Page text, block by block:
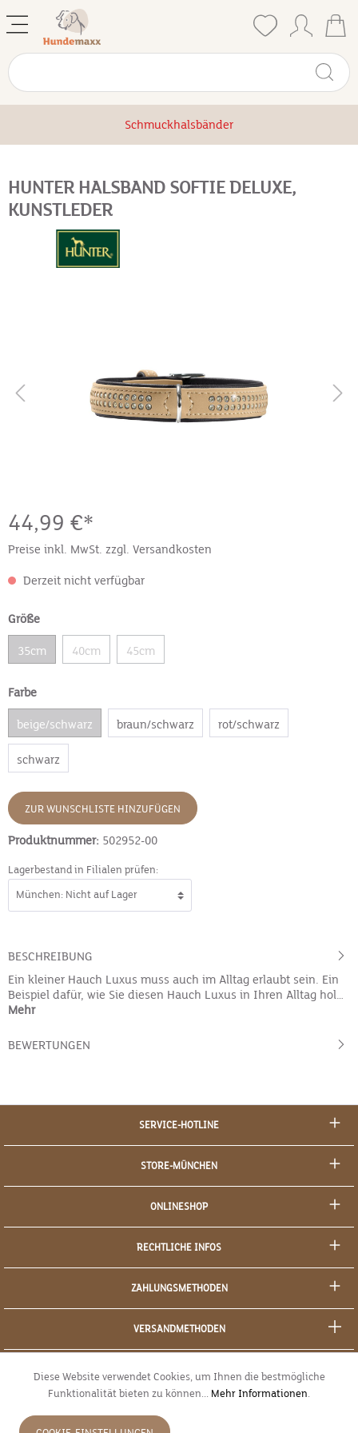
Schmuckhalsbänder
HUNTER HALSBAND SOFTIE DELUXE,
KUNSTLEDER
44,99 €*
Preise inkl. MwSt. zzgl. Versandkosten
Derzeit nicht verfügbar
Größe
35cm 40cm 45cm
Farbe
beige/schwarz braun/schwarz rot/schwarz
schwarz
ZUR WUNSCHLISTE HINZUFÜGEN
Produktnummer: 502952-00
Lagerbestand in Filialen prüfen:
BESCHREIBUNG
Ein kleiner Hauch Luxus muss auch im Alltag erlaubt sein. Ein
Beispiel dafür, wie Sie diesen Hauch Luxus in Ihren Alltag hol…
Mehr
BEWERTUNGEN
SERVICE-HOTLINE
STORE-MÜNCHEN
ONLINESHOP
RECHTLICHE INFOS
ZAHLUNGSMETHODEN
VERSANDMETHODEN
Diese Website verwendet Cookies, um Ihnen die bestmögliche
Funktionalität bieten zu können... Mehr Informationen.